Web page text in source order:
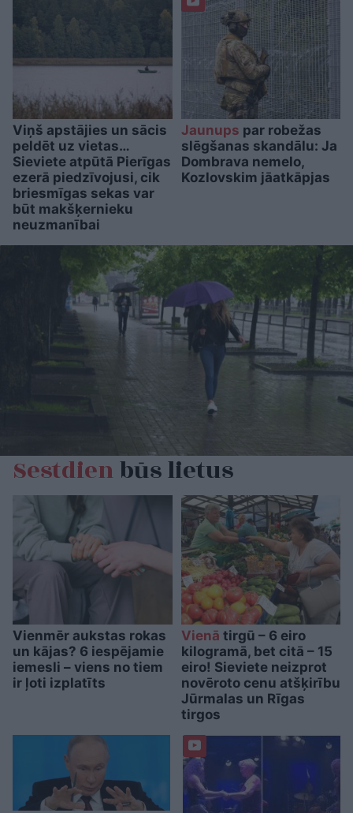
Viņš apstājies un sācis
peldēt uz vietas…
Sieviete atpūtā Pierīgas
ezerā piedzīvojusi, cik
briesmīgas sekas var
būt makšķernieku
neuzmanībai
Jaunups par robežas
slēgšanas skandālu: Ja
Dombrava nemelo,
Kozlovskim jāatkāpjas
Sestdienbūs lietus
Vienmēr aukstas rokas
un kājas? 6 iespējamie
iemesli – viens no tiem
ir ļoti izplatīts
Vienā tirgū – 6 eiro
kilogramā, bet citā – 15
eiro! Sieviete neizprot
novēroto cenu atšķirību
Jūrmalas un Rīgas
tirgos